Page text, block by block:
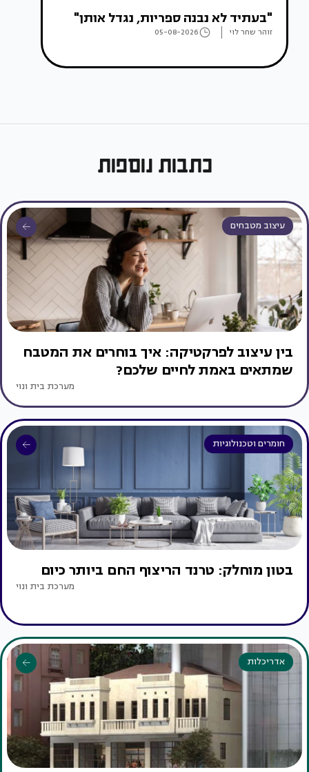
"בעתיד לא נבנה ספריות, נגדל אותן"
זוהר שחר לוי 05-08-2026
כתבות נוספות
עיצוב מטבחים
בין עיצוב לפרקטיקה: איך בוחרים את המטבח
שמתאים באמת לחיים שלכם?
מערכת בית ונוי
חומרים וטכנולוגיות
בטון מוחלק: טרנד הריצוף החם ביותר כיום
מערכת בית ונוי
אדריכלות